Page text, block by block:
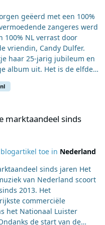
actie met Disneyland
wel kon
100% NL in het teken van
én de Top van de
deze stijgende lijn door te
geëerd met een 100%
zangeres werd
100% NL verrast door
vriendin, Candy Dulfer.
haar 25-jarig jubileum en
album uit. Het is de elfde
award uitreikt. Voorgaande
Marco Borsato en
ook al zo veel gedaan!”
elkaar gisteren nog,
Oosterhuis. “Ik
terwijl ik net aan het
was om met Candy mee
'90, waar alles is
heb ik het aan te danken.
marktaandeel sinds
toe in Nederland
sinds jaren Het
van Nederland scoort
2013. Het
commerciële
het Nationaal Luister
de start van de